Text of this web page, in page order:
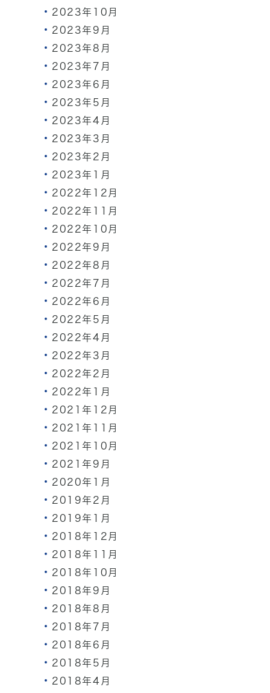
2023年10月
2023年9月
2023年8月
2023年7月
2023年6月
2023年5月
2023年4月
2023年3月
2023年2月
2023年1月
2022年12月
2022年11月
2022年10月
2022年9月
2022年8月
2022年7月
2022年6月
2022年5月
2022年4月
2022年3月
2022年2月
2022年1月
2021年12月
2021年11月
2021年10月
2021年9月
2020年1月
2019年2月
2019年1月
2018年12月
2018年11月
2018年10月
2018年9月
2018年8月
2018年7月
2018年6月
2018年5月
2018年4月